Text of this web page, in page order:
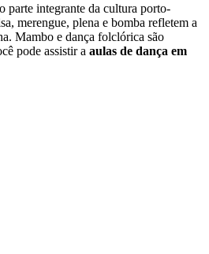
parte integrante da cultura porto-
merengue, plena e bomba refletem a
Mambo e dança folclórica são
pode assistir a aulas de dança em